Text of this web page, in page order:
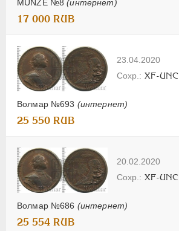
MUNZE №8(интернет)
17 000 RUB
23.04.2020
Волмар №693 (интернет)
XF-UNC
25 550 RUB
20.02.2020
Волмар №686 (интернет)
XF-UNC
25 554 RUB